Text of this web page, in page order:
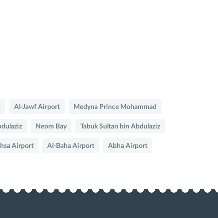
Al-Jawf Airport Medyna Prince Mohammad
Neom Bay Tabuk Sultan bin Abdulaziz
Airport Al-Baha Airport Abha Airport